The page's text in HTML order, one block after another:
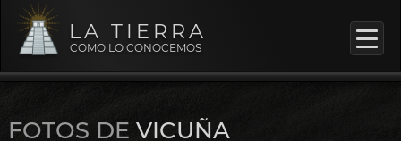
LA TIERRA
COMO LO CONOCEMOS
FOTOS DE VICUÑA